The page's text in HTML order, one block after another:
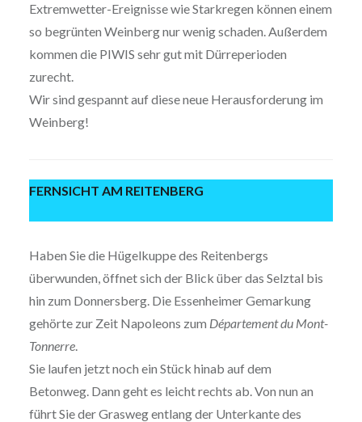
Extremwetter-Ereignisse wie Starkregen können einem
so begrünten Weinberg nur wenig schaden. Außerdem
kommen die PIWIS sehr gut mit Dürreperioden
zurecht.
Wir sind gespannt auf diese neue Herausforderung im
Weinberg!
FERNSICHT AM REITENBERG
Haben Sie die Hügelkuppe des Reitenbergs
überwunden, öffnet sich der Blick über das Selztal bis
hin zum Donnersberg. Die Essenheimer Gemarkung
gehörte zur Zeit Napoleons zum Département du Mont-
Tonnerre.
Sie laufen jetzt noch ein Stück hinab auf dem
Betonweg. Dann geht es leicht rechts ab. Von nun an
führt Sie der Grasweg entlang der Unterkante des